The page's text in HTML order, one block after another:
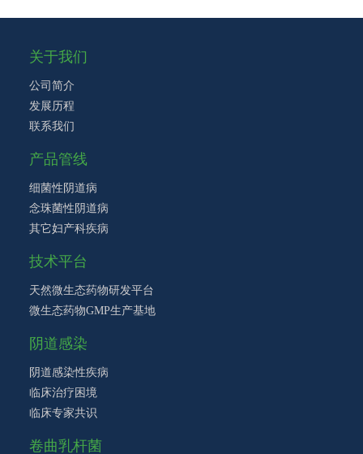
关于我们
公司简介
发展历程
联系我们
产品管线
细菌性阴道病
念珠菌性阴道病
其它妇产科疾病
技术平台
天然微生态药物研发平台
微生态药物GMP生产基地
阴道感染
阴道感染性疾病
临床治疗困境
临床专家共识
卷曲乳杆菌